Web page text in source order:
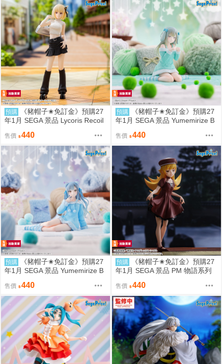
預購
《豬帽子✬免訂金》預購27
年1月 SEGA 景品 Lycoris Recoil
售價 440
預購
《豬帽子✬免訂金》預購27
年1月 SEGA 景品 Yumemirize B
809
售價 440
預購
《豬帽子✬免訂金》預購27
年1月 SEGA 景品 Yumemirize B
0809
售價 440
預購
《豬帽子✬免訂金》預購27
年1月 SEGA 景品 PM 物語系列
售價 440